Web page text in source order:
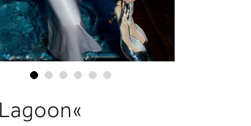
boste prebrali, katera globina
ustreza vaši meri (A, B …) – iščite v
stolpcu, ki ste ga določili s
obsegom.